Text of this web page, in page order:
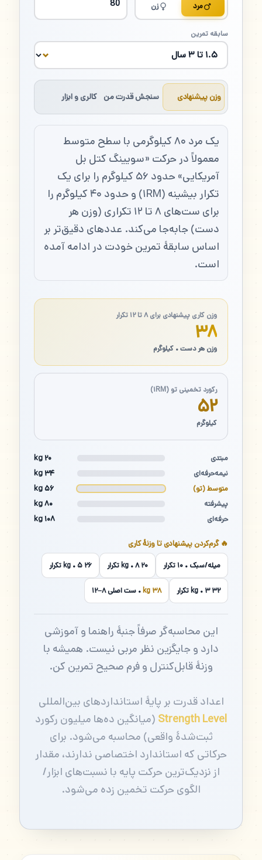
مرد زن
سابقه تمرین
وزن پیشنهادی سنجش قدرت من کالری و ابزار
یک مرد ۸۰ کیلوگرمی با سطح متوسط
معمولاً در حرکت «سویینگ کتل بل
آمریکایی» حدود ۵۶ کیلوگرم را برای یک
تکرار بیشینه (۱RM) و حدود ۴۰ کیلوگرم را
برای ست‌های ۸ تا ۱۲ تکراری (وزن هر
دست) جابه‌جا می‌کند. عددهای دقیق‌تر بر
اساس سابقهٔ تمرین خودت در ادامه آمده
است.
وزن کاری پیشنهادی برای ۸ تا ۱۲ تکرار
۳۸
وزن هر دست • کیلوگرم
رکورد تخمینی تو (۱RM)
۵۲
کیلوگرم
مبتدی ۲۰ kg
نیمه‌حرفه‌ای ۳۴ kg
متوسط (تو) ۵۶ kg
پیشرفته ۸۰ kg
حرفه‌ای ۱۰۸ kg
🔥 گرم‌کردن پیشنهادی تا وزنهٔ کاری
میله/سبک • ۱۰ تکرار ۲۰ kg • ۸ تکرار ۲۶ kg • ۵ تکرار
۳۲ kg • ۳ تکرار ۳۸ kg • ست اصلی ۸–۱۲
این محاسبه‌گر صرفاً جنبهٔ راهنما و آموزشی
دارد و جایگزین نظر مربی نیست. همیشه با
وزنهٔ قابل‌کنترل و فرم صحیح تمرین کن.
اعداد قدرت بر پایهٔ استانداردهای بین‌المللی
Strength Level (میانگین ده‌ها میلیون رکورد
ثبت‌شدهٔ واقعی) محاسبه می‌شود. برای
حرکاتی که استاندارد اختصاصی ندارند، مقدار
از نزدیک‌ترین حرکت پایه با نسبت‌های ابزار/
الگوی حرکت تخمین زده می‌شود.